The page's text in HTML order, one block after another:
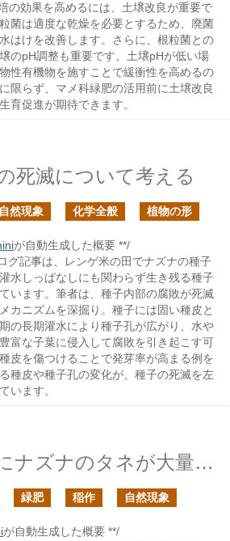
の効果を高めるには、土壌改良が重要で
菌は適度な乾燥を必要とするため、廃菌
はけを改善します。さらに、根粒菌との
のpH調整も重要です。土壌pHが低い場
性有機物を施すことで緩衝性を高めるの
限らず、マメ科緑肥の活用前に土壌改良
育促進が期待できます。
死滅について考える
自然現象 化学全般 植物の形
が自動生成した概要 **/
グ記事は、レンゲ米の田でナズナの種子
水しっぱなしにも関わらず生き残る種子
います。筆者は、種子内部の腐敗が死滅
カニズムを深掘り。種子には固い種皮と
の長期灌水により種子孔が広がり、水や
富な子葉に侵入して腐敗を引き起こす可
皮を傷つけることで発芽率が高まる例を
種皮や種子孔の変化が、種子の死滅を左
います。
レンゲ米の田にナズナのタネが大量に落ちた
緑肥 稲作 自然現象
が自動生成した概要 **/